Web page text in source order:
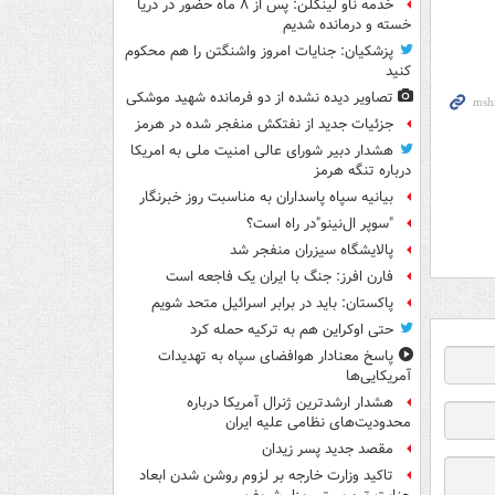
خدمه ناو لینکلن: پس از ۸ ماه حضور در دریا
خسته و درمانده‌ شدیم
پزشکیان: جنایات امروز واشنگتن را هم محکوم
کنید
تصاویر دیده‌ نشده از دو فرمانده شهید موشکی
جزئیات جدید از نفتکش منفجر شده در هرمز
هشدار دبیر شورای عالی امنیت ملی به امریکا
درباره تنگه هرمز
بیانیه سپاه پاسداران به مناسبت روز خبرنگار
"سوپر ال‌نینو"در راه است؟
پالایشگاه سیزران منفجر شد
فارن افرز: جنگ با ایران یک فاجعه است
پاکستان: باید در برابر اسرائیل متحد شویم
حتی اوکراین هم به ترکیه حمله کرد
پاسخ معنادار هوافضای سپاه به تهدیدات
آمریکایی‌ها
هشدار ارشدترین ژنرال آمریکا درباره
محدودیت‌های نظامی علیه ایران
مقصد جدید پسر زیدان
تاکید وزارت خارجه بر لزوم روشن شدن ابعاد